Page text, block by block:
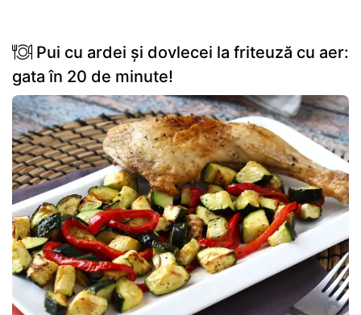
Pui cu ardei și dovlecei la friteuză cu aer:
gata în 20 de minute!